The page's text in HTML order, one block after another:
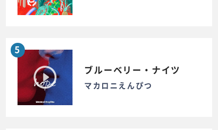
5
ブルーベリー・ナイツ
マカロニえんぴつ